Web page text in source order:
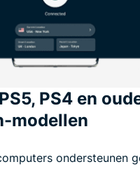
over PlayStation en
voor PlayStation-
PS4 en
modellen
ondersteunen